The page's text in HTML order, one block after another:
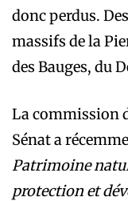
donc perdus.
massifs de la
des Bauges, du
La commission
Sénat a
Patrimoine
protection et